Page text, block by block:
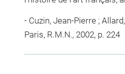
Cuzin, Jean-Pierre ;
Paris, R.M.N., 2002, p. 224